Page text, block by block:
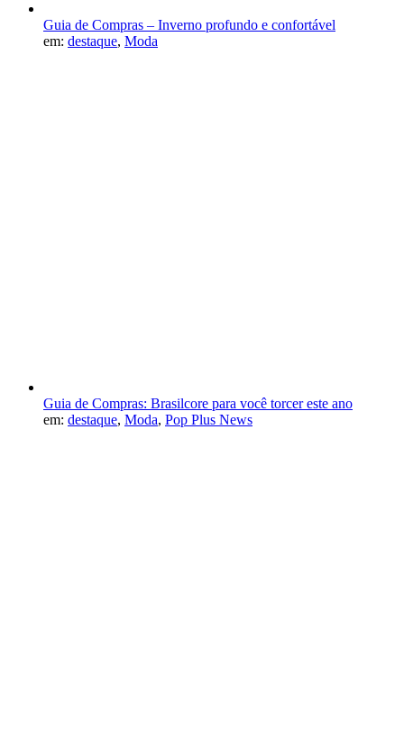
Guia de Compras – Inverno profundo e confortável
em: destaque, Moda
Guia de Compras: Brasilcore para você torcer este ano
em: destaque, Moda, Pop Plus News